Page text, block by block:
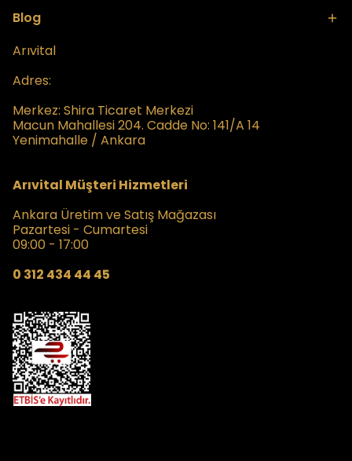
Blog
Arıvital
Adres:
Merkez: Shira Ticaret Merkezi
Macun Mahallesi 204. Cadde No: 141/A 14
Yenimahalle / Ankara
Arıvital Müşteri Hizmetleri
Ankara Üretim ve Satış Mağazası
Pazartesi - Cumartesi
09:00 - 17:00
0 312 434 44 45